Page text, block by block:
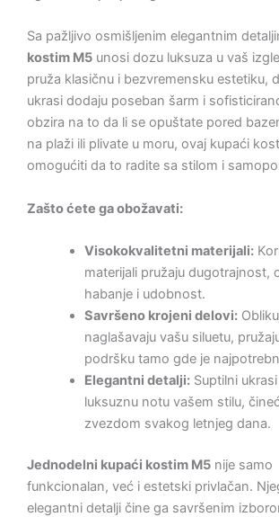
Sa pažljivo osmišljenim elegantnim
kostim M5 unosi dozu luksuza u vaš
pruža klasičnu i bezvremensku estetiku,
ukrasi dodaju poseban šarm i
obzira na to da li se opuštate pored
na plaži ili plivate u moru, ovaj kupaći
omogućiti da to radite sa stilom i
Zašto ćete ga obožavati:
Visokokvalitetni materijali:
materijali pružaju dugotrajnost,
habanje i udobnost.
Savršeno krojeni delovi:
naglašavaju vašu siluetu,
podršku tamo gde je
Elegantni detalji:Suptilni
luksuznu notu vašem stilu,
zvezdom svakog letnjeg dana.
Jednodelni kupaći kostim M5 nije samo
funkcionalan, već i estetski privlačan.
elegantni detalji čine ga savršenim